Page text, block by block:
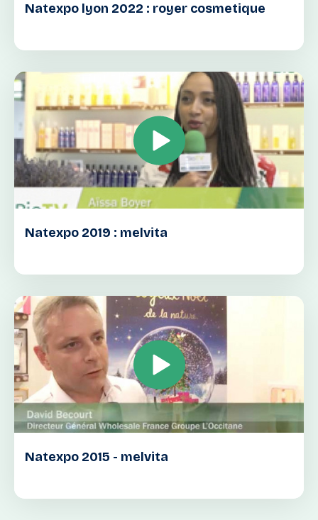
Natexpo lyon 2022 : royer cosmetique
Natexpo 2019 : melvita
Natexpo 2015 - melvita